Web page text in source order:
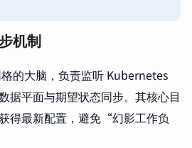
机制
的大脑，负责监听 Kubernetes
据平面与期望状态同步。其核心目
得最新配置，避免“幻影工作负